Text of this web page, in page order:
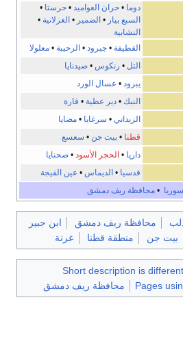
دوما •حران العواميد •حرستا •
السبع بيار • الضمير • الغزلانية •
النشابية
القطيفة •جيرود • الرحيبة •معلولا
التل • رنكوس •صيدنايا
يبرود • عسال الورد
النبك •دير عطية • قارة
الزبداني • سرغايا •مضايا
قطنا •بيت جن • سعسع
داريا • الحجر الأسود •صحنايا
قدسيا • الديماس • عين الفيجة
سوريا •محافظة ريف دمشق
محافظة ريف دمشق
ابن جبير
بيت جن منطقة قطنا عرنة
Short description is
Pages
محافظة ريف دمشق